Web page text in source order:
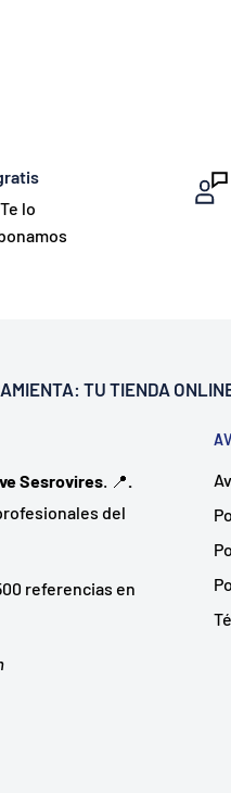
lo
TU TIENDA
Sesrovires. 📍.
del
referencias en